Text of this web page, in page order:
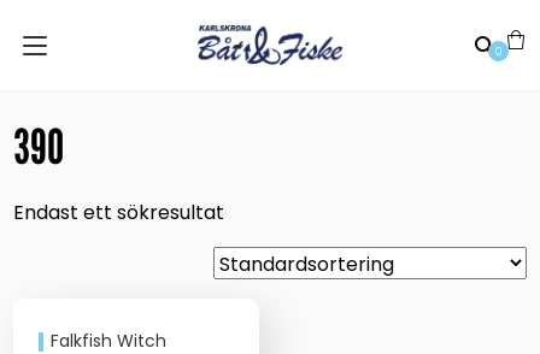
0
390
Endast ett sökresultat
Falkfish Witch